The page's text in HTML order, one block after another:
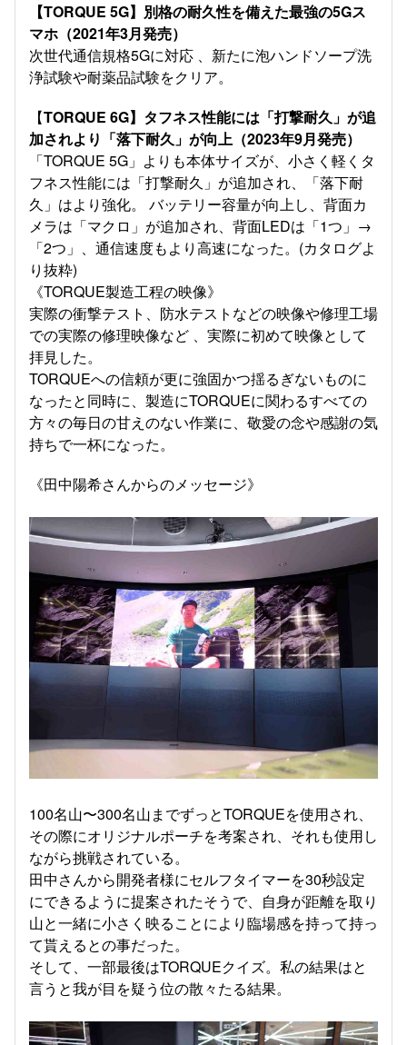
【TORQUE 5G】別格の耐久性を備えた最強の5Gス
マホ（2021年3月発売）
次世代通信規格5Gに対応 、新たに泡ハンドソープ洗
浄試験や耐薬品試験をクリア。
【TORQUE 6G】タフネス性能には「打撃耐久」が追
加されより「落下耐久」が向上（2023年9月発売）
「TORQUE 5G」よりも本体サイズが、小さく軽くタ
フネス性能には「打撃耐久」が追加され、「落下耐
久」はより強化。 バッテリー容量が向上し、背面カ
メラは「マクロ」が追加され、背面LEDは「1つ」→
「2つ」、通信速度もより高速になった。(カタログよ
り抜粋)
《TORQUE製造工程の映像》
実際の衝撃テスト、防水テストなどの映像や修理工場
での実際の修理映像など 、実際に初めて映像として
拝見した。
TORQUEへの信頼が更に強固かつ揺るぎないものに
なったと同時に、製造にTORQUEに関わるすべての
方々の毎日の甘えのない作業に、敬愛の念や感謝の気
持ちで一杯になった。
《田中陽希さんからのメッセージ》
100名山〜300名山までずっとTORQUEを使用され、
その際にオリジナルポーチを考案され、それも使用し
ながら挑戦されている。
田中さんから開発者様にセルフタイマーを30秒設定
にできるように提案されたそうで、自身が距離を取り
山と一緒に小さく映ることにより臨場感を持って持っ
て貰えるとの事だった。
そして、一部最後はTORQUEクイズ。私の結果はと
言うと我が目を疑う位の散々たる結果。